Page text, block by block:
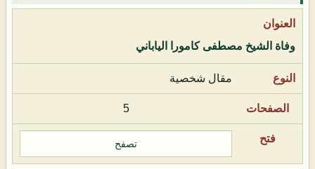
وفاة الشيخ مصطفى كامورا الياباني
مقال شخصية
5
تصفح